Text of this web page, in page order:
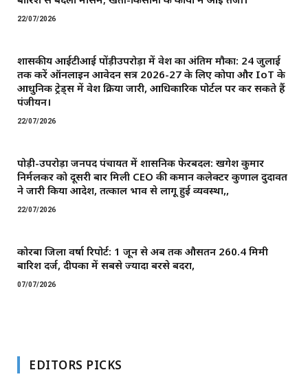
22/07/2026
शासकीय आईटीआई पोंड़ीउपरोड़ा में प्रवेश का अंतिम मौका: 24 जुलाई
तक करें ऑनलाइन आवेदन सत्र 2026-27 के लिए कोपा और IoT के
आधुनिक ट्रेड्स में प्रवेश प्रक्रिया जारी, आधिकारिक पोर्टल पर कर सकते हैं
पंजीयन।
22/07/2026
पोड़ी-उपरोड़ा जनपद पंचायत में प्रशासनिक फेरबदल: खगेश कुमार
निर्मलकर को दूसरी बार मिली CEO की कमान ​कलेक्टर कुणाल दुदावत
ने जारी किया आदेश, तत्काल प्रभाव से लागू हुई व्यवस्था,,
22/07/2026
कोरबा जिला वर्षा रिपोर्ट: 1 जून से अब तक औसतन 260.4 मिमी
बारिश दर्ज, दीपका में सबसे ज्यादा बरसे बदरा,
07/07/2026
EDITORS PICKS